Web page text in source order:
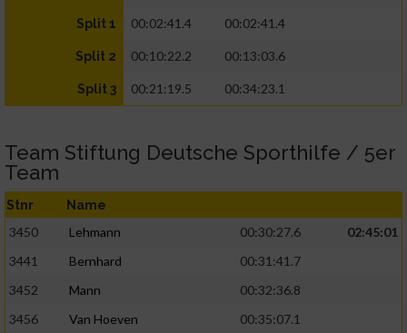
Split 1 00:02:41.4 00:02:41.4
Split 2 00:10:22.2 00:13:03.6
Split 3 00:21:19.5 00:34:23.1
Team Stiftung Deutsche Sporthilfe / 5er
Team
Stnr Name
3450 Lehmann 00:30:27.6
02:45:01
3441
Bernhard
00:31:41.7
3452
Mann
00:32:36.8
3456
Van Hoeven
00:35:07.1